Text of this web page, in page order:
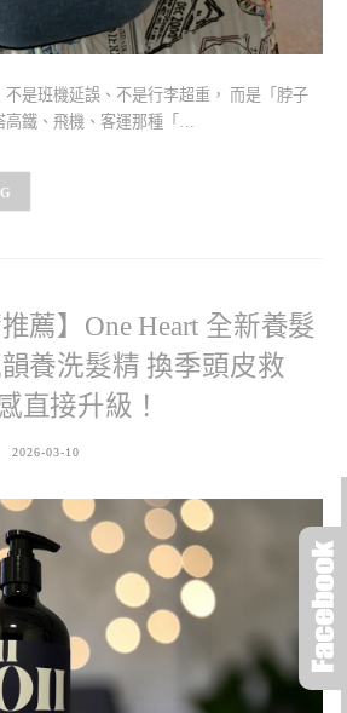
是班機延誤、不是行李超重， 而是「脖子
高鐵、飛機、客運那種「…
薦】One Heart 全新養髮
養洗髮精 換季頭皮救
直接升級！
2026-03-10